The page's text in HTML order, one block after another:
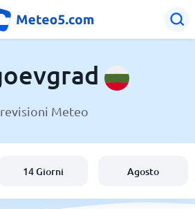
Meteo
14 Giorni Agosto